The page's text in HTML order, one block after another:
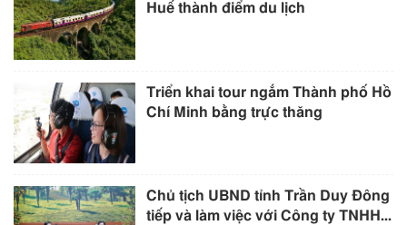
Huế thành điểm du lịch
Triển khai tour ngắm Thành phố Hồ
Chí Minh bằng trực thăng
Chủ tịch UBND tỉnh Trần Duy Đông
tiếp và làm việc với Công ty TNHH...